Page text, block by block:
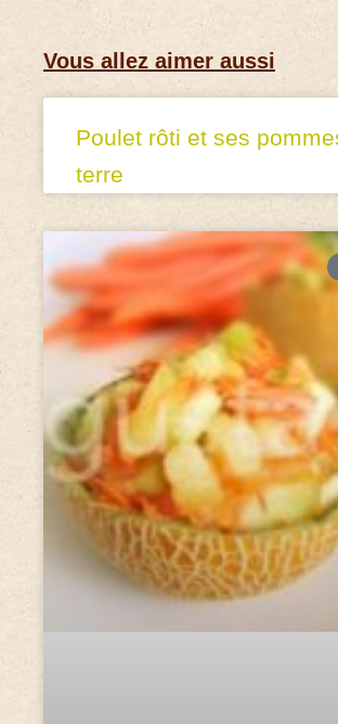
Vous allez aimer aussi
Poulet rôti et ses
terre